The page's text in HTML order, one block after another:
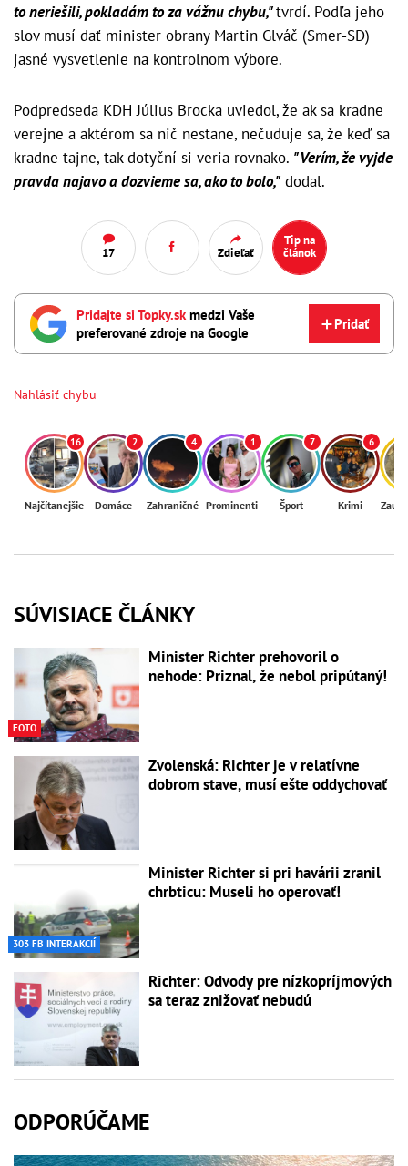
to neriešili, pokladám to za vážnu chybu,"tvrdí. Podľa jeho
slov musí dať minister obrany Martin Glváč (Smer-SD)
jasné vysvetlenie na kontrolnom výbore.
Podpredseda KDH Július Brocka uviedol, že ak sa kradne
verejne a aktérom sa nič nestane, nečuduje sa, že keď sa
kradne tajne, tak dotyční si veria rovnako. "Verím, že vyjde
pravda najavo a dozvieme sa, ako to bolo," dodal.
17 Zdieľať
Tip na
článok
Pridajte si Topky.sk medzi Vaše
preferované zdroje na Google
Pridať
Nahlásiť chybu
16
Najčítanejšie
2
Domáce
4
Zahraničné
1
Prominenti
7
Šport
6
Krimi
SÚVISIACE ČLÁNKY
FOTO
Minister Richter prehovoril o
nehode: Priznal, že nebol pripútaný!
Zvolenská: Richter je v relatívne
dobrom stave, musí ešte oddychovať
303 FB INTERAKCIÍ
Minister Richter si pri havárii zranil
chrbticu: Museli ho operovať!
Richter: Odvody pre nízkopríjmových
sa teraz znižovať nebudú
ODPORÚČAME